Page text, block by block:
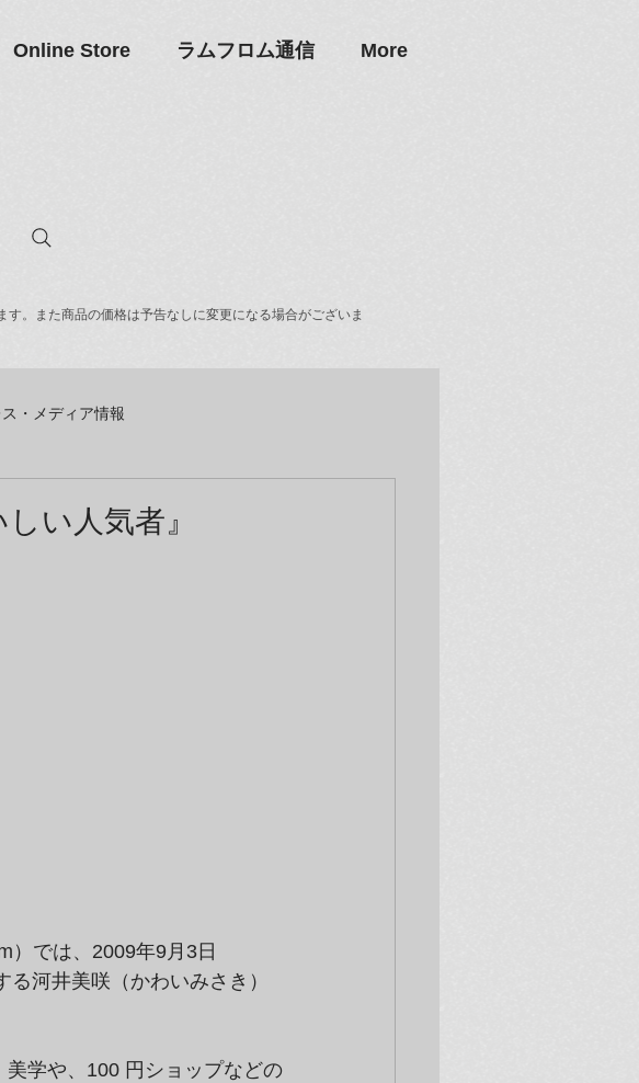
Online Store ラムフロム通信 More
。また商品の価格は予告なしに変更になる場合がございま
・メディア情報
い人気者』
）では、2009年9月3日
河井美咲（かわいみさき）
学や、100 円ショップなどの